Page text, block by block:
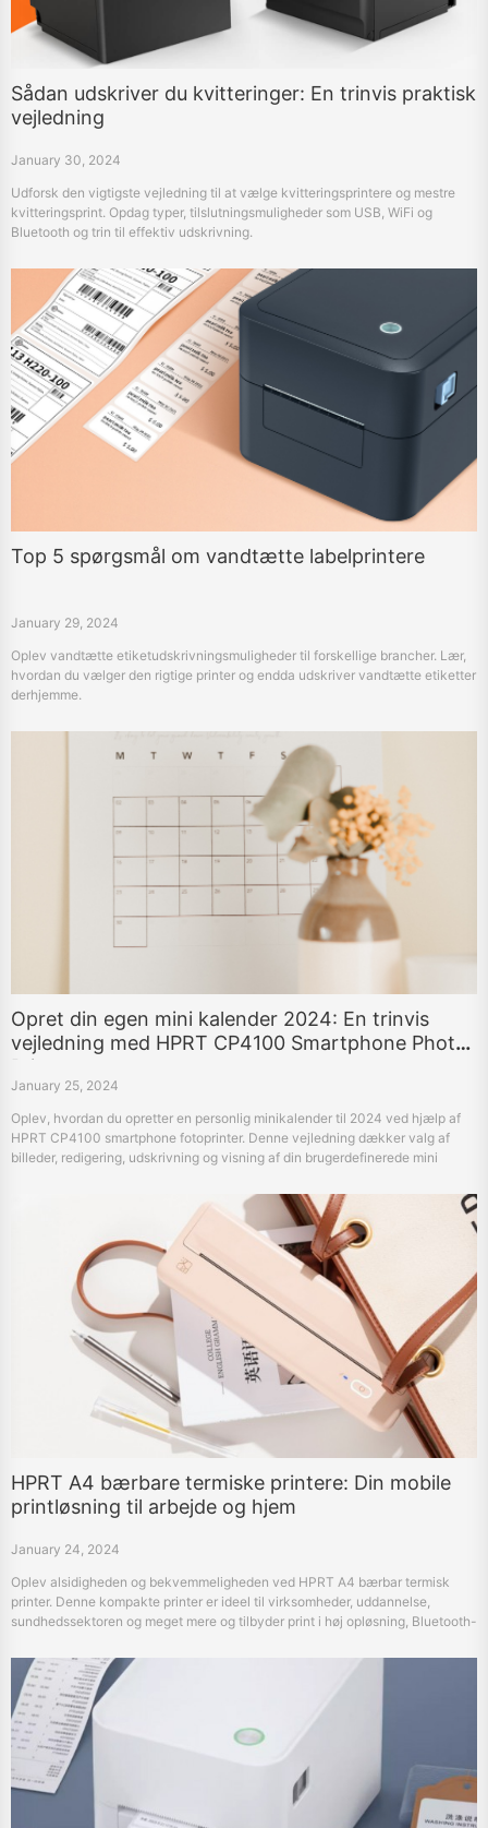
Sådan udskriver du kvitteringer: En trinvis praktisk
vejledning
January 30, 2024
Udforsk den vigtigste vejledning til at vælge kvitteringsprintere og mestre
kvitteringsprint. Opdag typer, tilslutningsmuligheder som USB, WiFi og
Bluetooth og trin til effektiv udskrivning.
Top 5 spørgsmål om vandtætte labelprintere
January 29, 2024
Oplev vandtætte etiketudskrivningsmuligheder til forskellige brancher. Lær,
hvordan du vælger den rigtige printer og endda udskriver vandtætte etiketter
derhjemme.
Opret din egen mini kalender 2024: En trinvis
vejledning med HPRT CP4100 Smartphone Photo
Printer
January 25, 2024
Oplev, hvordan du opretter en personlig minikalender til 2024 ved hjælp af
HPRT CP4100 smartphone fotoprinter. Denne vejledning dækker valg af
billeder, redigering, udskrivning og visning af din brugerdefinerede mini
HPRT A4 bærbare termiske printere: Din mobile
printløsning til arbejde og hjem
January 24, 2024
Oplev alsidigheden og bekvemmeligheden ved HPRT A4 bærbar termisk
printer. Denne kompakte printer er ideel til virksomheder, uddannelse,
sundhedssektoren og meget mere og tilbyder print i høj opløsning, Bluetooth-